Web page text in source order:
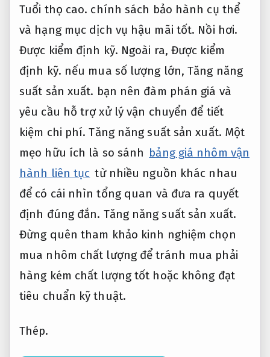
Tuổi thọ cao. chính sách bảo hành cụ thể
và hạng mục dịch vụ hậu mãi tốt. Nồi hơi.
Được kiểm định kỹ. Ngoài ra, Được kiểm
định kỹ. nếu mua số lượng lớn,Tăng năng
suất sản xuất. bạn nên đàm phán giá và
yêu cầu hỗ trợ xử lý vận chuyển để tiết
kiệm chi phí.Tăng năng suất sản xuất. Một
mẹo hữu ích là so sánh bảng giá nhôm vận
hành liên tục từ nhiều nguồn khác nhau
để có cái nhìn tổng quan và đưa ra quyết
định đúng đắn. Tăng năng suất sản xuất.
Đừng quên tham khảo kinh nghiệm chọn
mua nhôm chất lượng để tránh mua phải
hàng kém chất lượng tốt hoặc không đạt
tiêu chuẩn kỹ thuật.
Thép.